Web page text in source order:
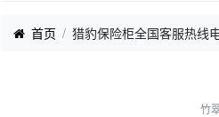
首页 猎豹保险柜全国客服热线
竹